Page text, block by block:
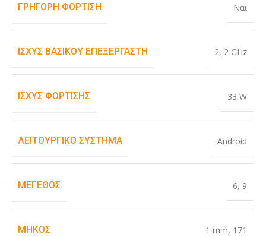
ΓΡΉΓΟΡΗ ΦΌΡΤΙΣΗ Ναι
ΙΣΧΎΣ ΒΑΣΙΚΟΎ ΕΠΕΞΕΡΓΑΣΤΉ 2, 2 GHz
ΙΣΧΎΣ ΦΌΡΤΙΣΗΣ 33 W
ΛΕΙΤΟΥΡΓΙΚΌ ΣΎΣΤΗΜΑ Android
ΜΈΓΕΘΟΣ 6, 9
ΜΉΚΟΣ 1 mm, 171